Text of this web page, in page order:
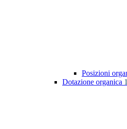
Posizioni
Dotazione organica 1